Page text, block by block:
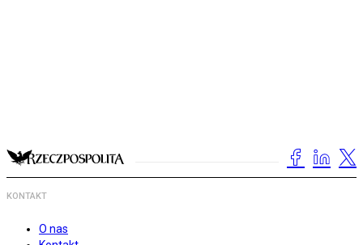
KONTAKT
O nas